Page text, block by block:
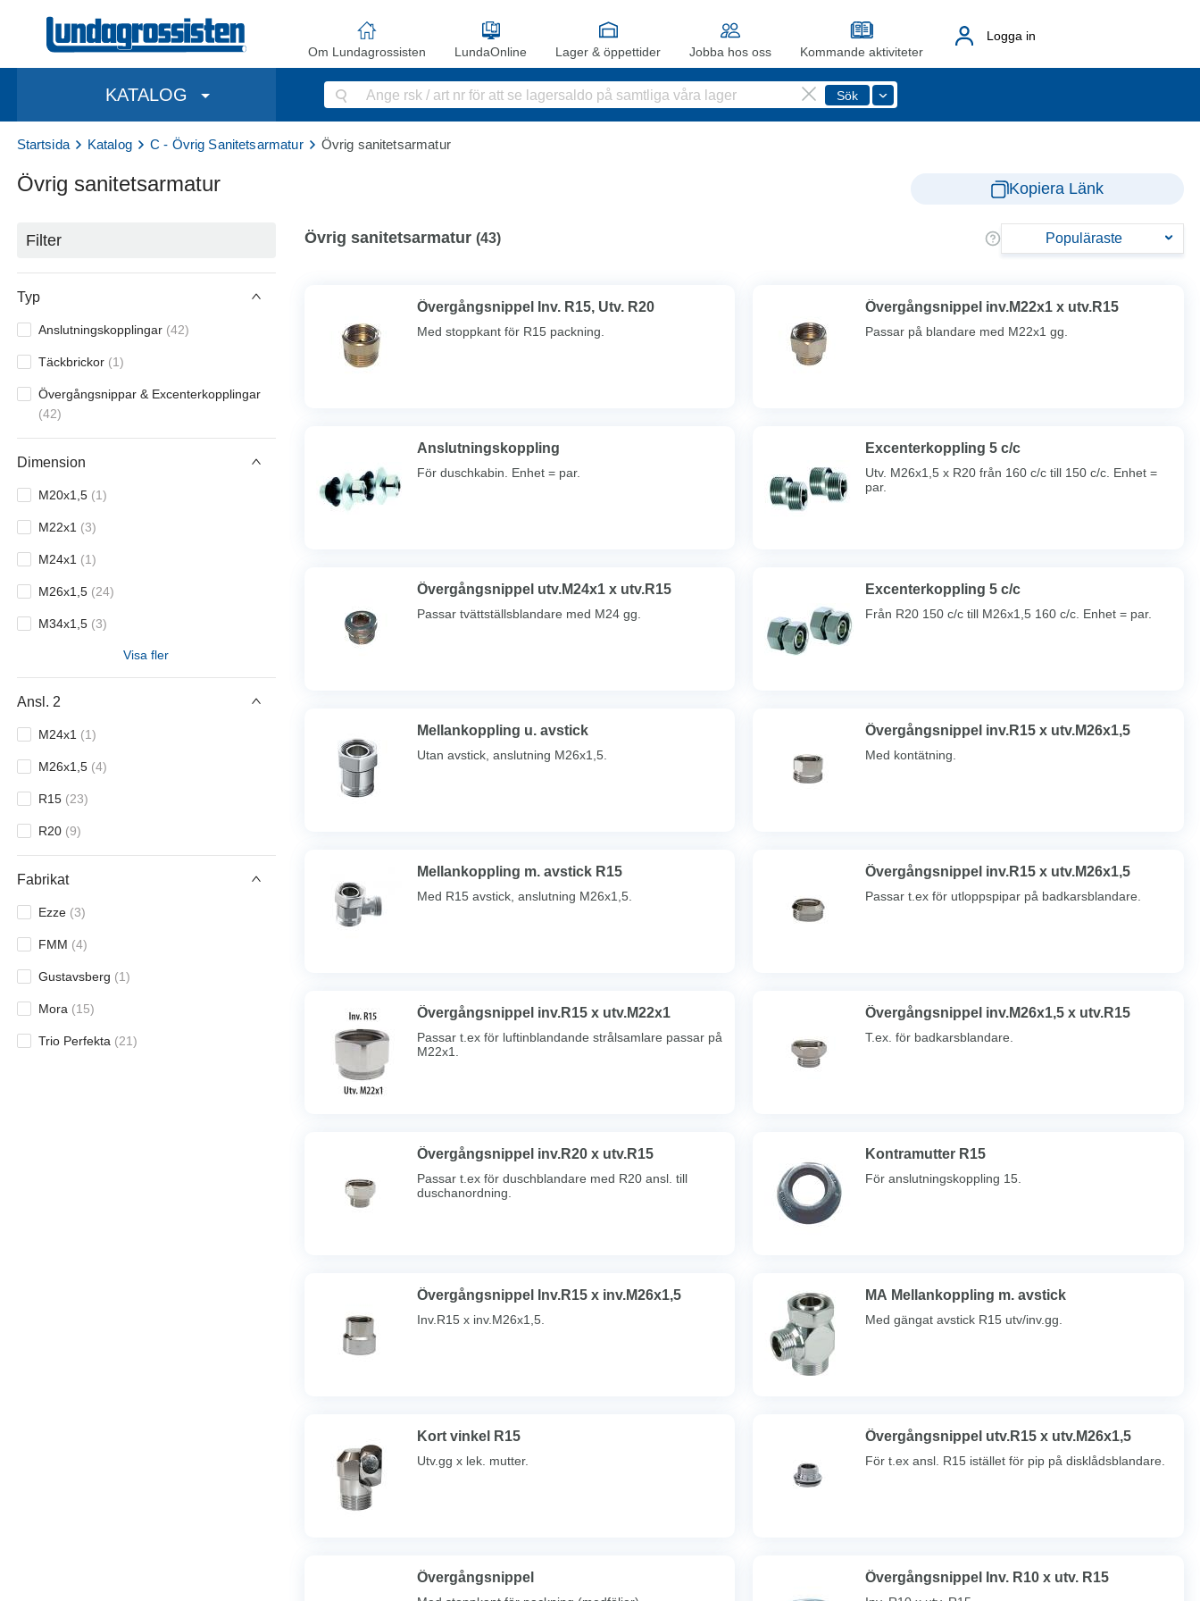
Om Lundagrossisten LundaOnline Lager & öppettider Jobba hos oss Kommande aktiviteter
Logga in
KATALOG
Startsida Katalog C - Övrig Sanitetsarmatur Övrig sanitetsarmatur
Övrig sanitetsarmatur Kopiera Länk
Filter
Typ
Anslutningskopplingar (42)
Täckbrickor (1)
Övergångsnippar & Excenterkopplingar
(42)
Dimension
M20x1,5 (1)
M22x1 (3)
M24x1 (1)
M26x1,5 (24)
M34x1,5 (3)
Visa fler
Ansl. 2
M24x1 (1)
M26x1,5 (4)
R15 (23)
R20 (9)
Fabrikat
Ezze (3)
FMM (4)
Gustavsberg (1)
Mora (15)
Trio Perfekta (21)
Övrig sanitetsarmatur (43) Populäraste
Övergångsnippel Inv. R15, Utv. R20
Med stoppkant för R15 packning.
Övergångsnippel inv.M22x1 x utv.R15
Passar på blandare med M22x1 gg.
Anslutningskoppling
För duschkabin. Enhet = par.
Excenterkoppling 5 c/c
Utv. M26x1,5 x R20 från 160 c/c till 150 c/c. Enhet =
par.
Övergångsnippel utv.M24x1 x utv.R15
Passar tvättställsblandare med M24 gg.
Excenterkoppling 5 c/c
Från R20 150 c/c till M26x1,5 160 c/c. Enhet = par.
Mellankoppling u. avstick
Utan avstick, anslutning M26x1,5.
Övergångsnippel inv.R15 x utv.M26x1,5
Med kontätning.
Mellankoppling m. avstick R15
Med R15 avstick, anslutning M26x1,5.
Övergångsnippel inv.R15 x utv.M26x1,5
Passar t.ex för utloppspipar på badkarsblandare.
Övergångsnippel inv.R15 x utv.M22x1
Passar t.ex för luftinblandande strålsamlare passar på
M22x1.
Övergångsnippel inv.M26x1,5 x utv.R15
T.ex. för badkarsblandare.
Övergångsnippel inv.R20 x utv.R15
Passar t.ex för duschblandare med R20 ansl. till
duschanordning.
Kontramutter R15
För anslutningskoppling 15.
Övergångsnippel Inv.R15 x inv.M26x1,5
Inv.R15 x inv.M26x1,5.
MA Mellankoppling m. avstick
Med gängat avstick R15 utv/inv.gg.
Kort vinkel R15
Utv.gg x lek. mutter.
Övergångsnippel utv.R15 x utv.M26x1,5
För t.ex ansl. R15 istället för pip på disklådsblandare.
Övergångsnippel Övergångsnippel Inv. R10 x utv. R15